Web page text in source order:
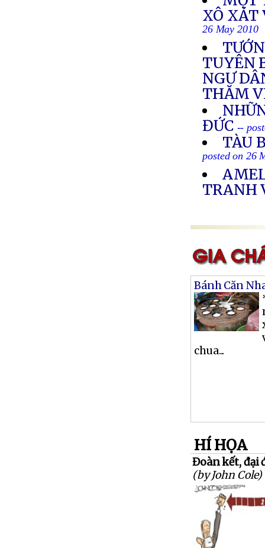
XÔ XÁT
26 May 2010
TUYÊN
NGƯ
THĂM
ĐỨC --
TÀU
posted on 26
TRANH
Bánh Căn
chua...
HÍ HỌA
Đoàn kết, đại
(by John Cole)